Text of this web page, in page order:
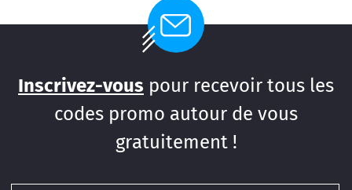
Inscrivez-vous pour recevoir tous les
codes promo autour de vous
gratuitement !